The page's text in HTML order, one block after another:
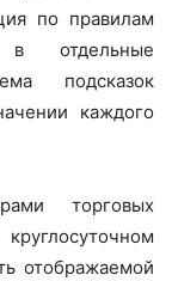
по правилам
в отдельные
подсказок
каждого
торговых
отображаемой